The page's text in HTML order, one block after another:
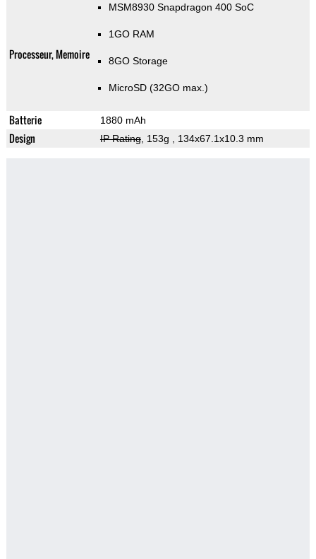
Processeur, Memoire
MSM8930 Snapdragon 400 SoC
1GO RAM
8GO Storage
MicroSD (32GO max.)
Batterie 1880 mAh
Design IP Rating, 153g , 134x67.1x10.3 mm